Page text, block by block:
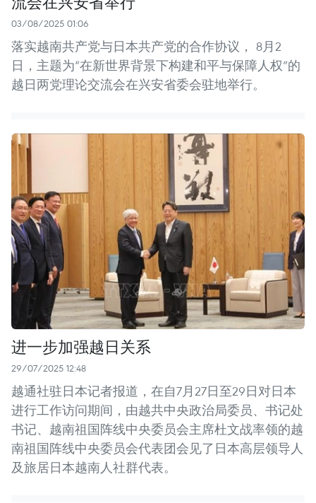
03/08/2025 01:06
落实越南共产党与日本共产党的合作协议， 8月2
日，主题为“在新世界背景下构建和平与保障人权”的
越日两党理论交流会在兴安省委会驻地举行。
进一步加强越日关系
29/07/2025 12:48
越通社驻日本记者报道，在自7月27日至29日对日本
进行工作访问期间，由越共中央政治局委员、书记处
书记、越南祖国阵线中央委员会主席杜文战率领的越
南祖国阵线中央委员会代表团会见了日本高层领导人
及旅居日本越南人社群代表。